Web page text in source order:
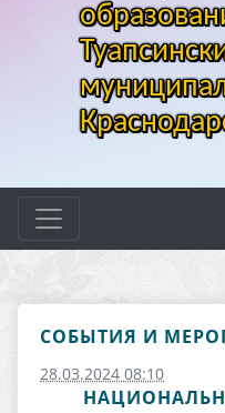
СОБЫТИЯ И
28.03.2024 08:10